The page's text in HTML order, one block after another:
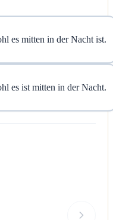
es mitten in der Nacht ist.
es ist mitten in der Nacht.